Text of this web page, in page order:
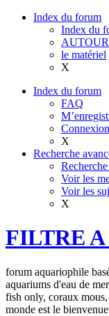
Index du forum
Index du
le matériel
X
Index du forum
FAQ
Connexion
X
Recherche
Voir les
Voir les
X
FILTRE
forum aquariophile
aquariums d'eau de
fish only, coraux
monde est le